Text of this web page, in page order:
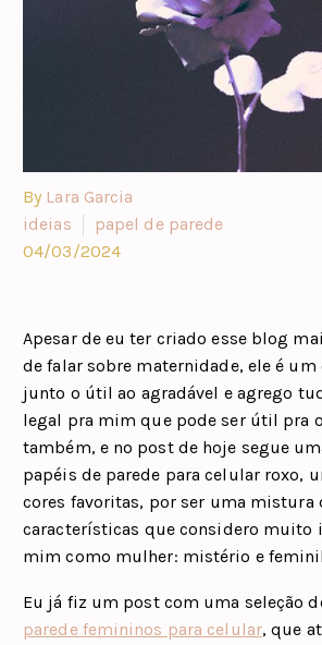
By Lara Garcia
ideias
papel de parede
04/03/2024
Apesar de eu ter criado esse blog
de falar sobre maternidade, ele é um
junto o útil ao agradável e agrego
legal pra mim que pode ser útil pra
também, e no post de hoje segue
papéis de parede para celular roxo,
cores favoritas, por ser uma mistura
características que considero muito
mim como mulher: mistério e
Eu já fiz um post com uma seleção
parede femininos para celular, que